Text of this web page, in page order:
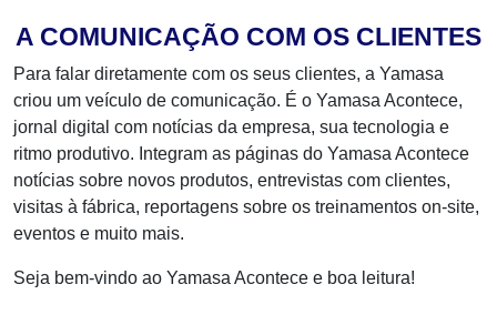
A COMUNICAÇÃO COM OS CLIENTES
Para falar diretamente com os seus clientes, a Yamasa
criou um veículo de comunicação. É o Yamasa Acontece,
jornal digital com notícias da empresa, sua tecnologia e
ritmo produtivo. Integram as páginas do Yamasa Acontece
notícias sobre novos produtos, entrevistas com clientes,
visitas à fábrica, reportagens sobre os treinamentos on-site,
eventos e muito mais.
Seja bem-vindo ao Yamasa Acontece e boa leitura!